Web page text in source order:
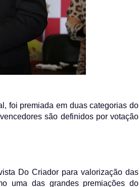
foi premiada em duas categorias do
são definidos por votação
Do Criador para valorização das
uma das grandes premiações do